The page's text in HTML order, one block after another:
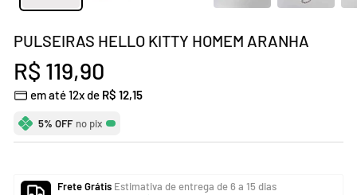
PULSEIRAS HELLO KITTY HOMEM ARANHA
Preço
promocional
R$ 119,90
em até 12x de R$ 12,15
5% OFF no pix
Frete Grátis Estimativa de entrega de 6 a 15 dias